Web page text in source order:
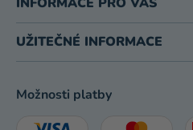
UŽITEČNÉ INFORMACE
Možnosti platby